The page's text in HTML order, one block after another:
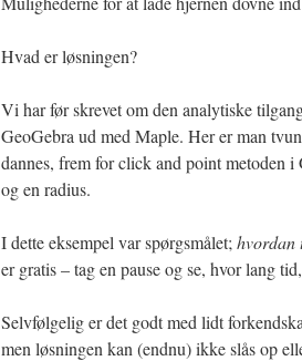
Hvad er løsningen?
Vi har før skrevet om den analytiske
GeoGebra ud med Maple. Her er man
dannes, frem for click and point metoden
og en radius.
I dette eksempel var spørgsmålet; hvordan
er gratis – tag en pause og se, hvor lang
Selvfølgelig er det godt med lidt
men løsningen kan (endnu) ikke slås op